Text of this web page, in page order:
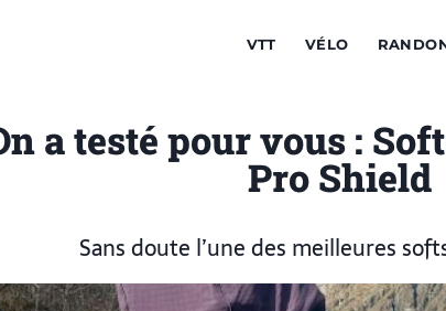
VTT VÉLO
a testé pour vous :
Pro Shield
Sans doute l’une des meilleures